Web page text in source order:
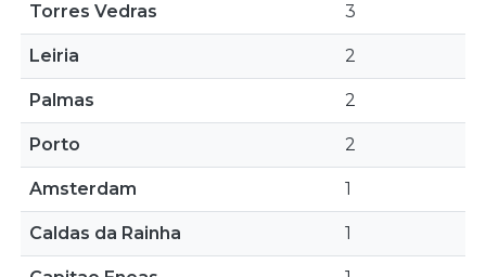
Torres Vedras 3
Leiria 2
Palmas 2
Porto 2
Amsterdam 1
Caldas da Rainha 1